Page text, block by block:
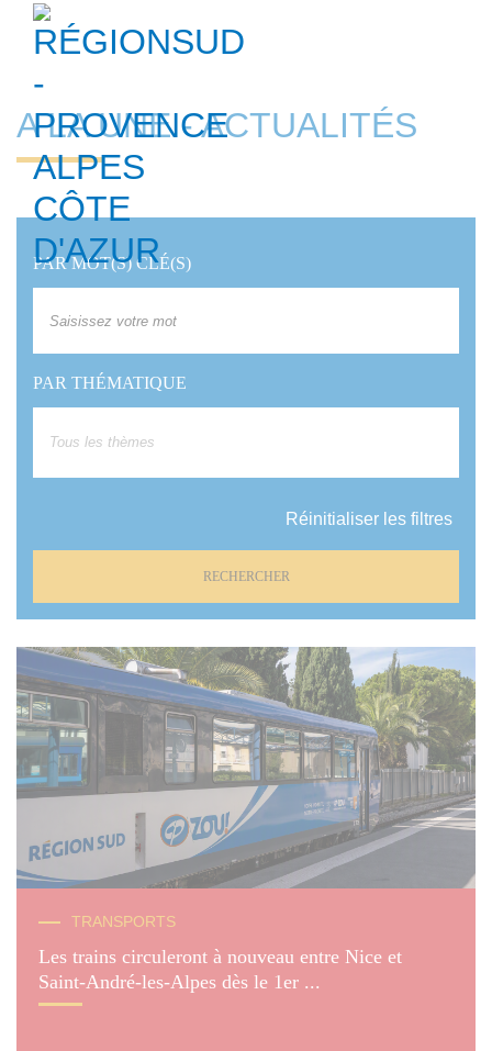
A LA UNE - ACTUALITÉS
PAR MOT(S) CLÉ(S)
PAR THÉMATIQUE
Tous les thèmes
Réinitialiser les filtres
RECHERCHER
TRANSPORTS
Les trains circuleront à nouveau entre Nice et
Saint-André-les-Alpes dès le 1er ...